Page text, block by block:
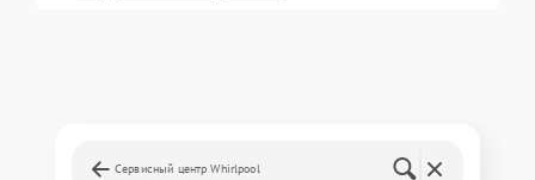
Сервисный центр Whirlpool